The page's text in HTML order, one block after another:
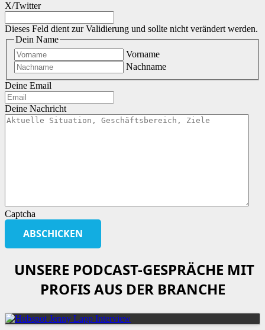
X/Twitter
Dieses Feld dient zur Validierung und sollte nicht verändert werden.
Dein Name
Vorname
Nachname
Deine Email
Deine Nachricht
Captcha
UNSERE PODCAST-GESPRÄCHE MIT
PROFIS AUS DER BRANCHE